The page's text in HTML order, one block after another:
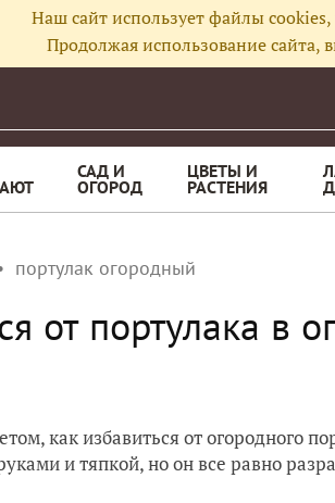
Наш сайт использует файлы
Продолжая использование сайта,
САД И
ОГОРОД
ЦВЕТЫ И
РАСТЕНИЯ
портулак огородный
от портулака в
как избавиться от огородного
и тяпкой, но он все равно